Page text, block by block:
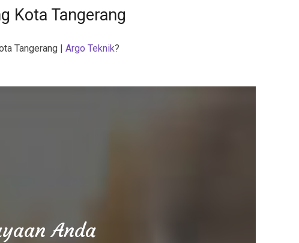
Kota Tangerang
Tangerang | Argo Teknik?
Anda